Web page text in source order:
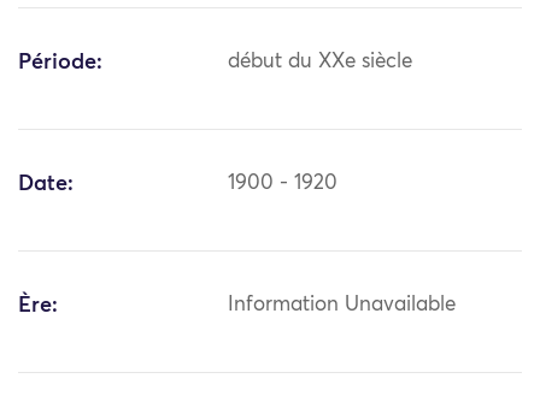
Période: début du XXe siècle
Date: 1900 - 1920
Ère: Information Unavailable